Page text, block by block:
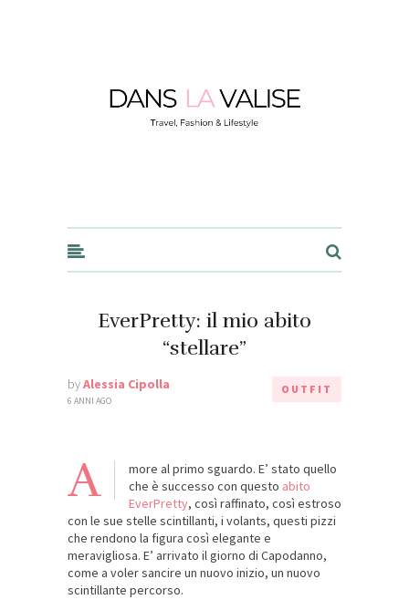
EverPretty: il mio abito
“stellare”
byAlessia Cipolla
6 ANNI AGO
OUTFIT
A
more al primo sguardo. E’ stato quello
che è successo con questo abito
EverPretty, così raffinato, così estroso
con le sue stelle scintillanti, i volants, questi pizzi
che rendono la figura così elegante e
meravigliosa. E’ arrivato il giorno di Capodanno,
come a voler sancire un nuovo inizio, un nuovo
scintillante percorso.